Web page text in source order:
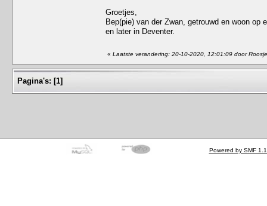
Groetjes,
Bep(pie) van der Zwan, getrouwd en woon
en later in Deventer.
« Laatste verandering: 20-10-2020, 12:01:09 door Roosje
Pagina's: [1]
Powered by SMF